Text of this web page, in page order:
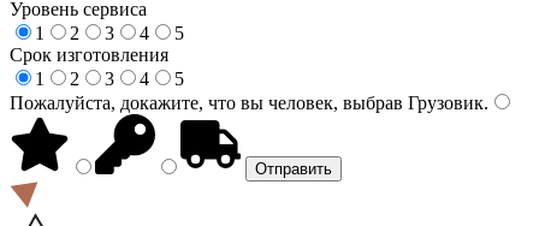
Уровень сервиса
1
2 3 4
5
Срок изготовления
1
2 3 4
5
Пожалуйста, докажите, что вы человек, выбрав Грузовик.